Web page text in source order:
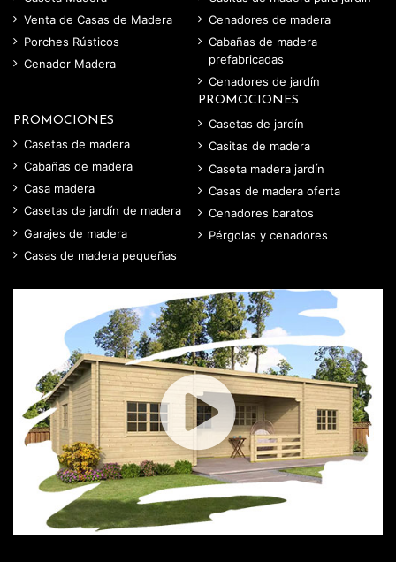
Venta de Casas de Madera
Porches Rústicos
Cenador Madera
Cenadores de madera
Cabañas de madera
prefabricadas
Cenadores de jardín
PROMOCIONES
Casetas de madera
Cabañas de madera
Casa madera
Casetas de jardín de madera
Garajes de madera
Casas de madera pequeñas
PROMOCIONES
Casetas de jardín
Casitas de madera
Caseta madera jardín
Casas de madera oferta
Cenadores baratos
Pérgolas y cenadores